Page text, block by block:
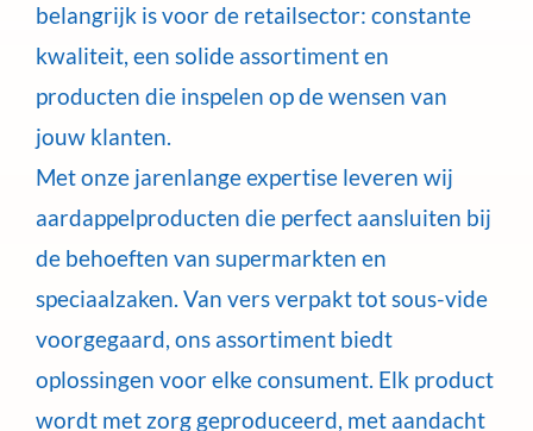
belangrijk is voor de retailsector: constante
kwaliteit, een solide assortiment en
producten die inspelen op de wensen van
jouw klanten.
Met onze jarenlange expertise leveren wij
aardappelproducten die perfect aansluiten bij
de behoeften van supermarkten en
speciaalzaken. Van vers verpakt tot sous-vide
voorgegaard, ons assortiment biedt
oplossingen voor elke consument. Elk product
wordt met zorg geproduceerd, met aandacht